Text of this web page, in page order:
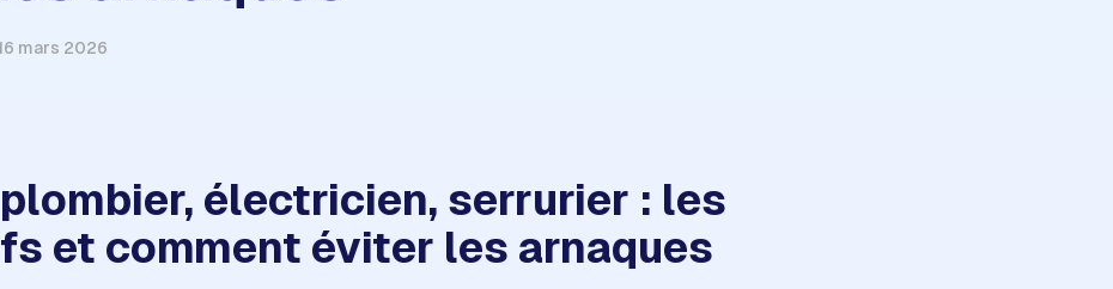
mars 2026
électricien, serrurier : les
et comment éviter les arnaques